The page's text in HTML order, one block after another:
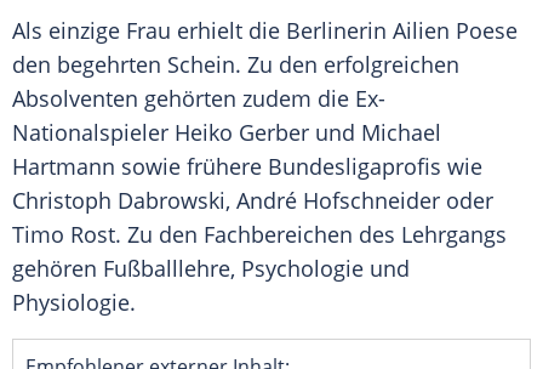
Als einzige Frau erhielt die Berlinerin Ailien Poese
den begehrten Schein. Zu den erfolgreichen
Absolventen gehörten zudem die Ex-
Nationalspieler Heiko Gerber und Michael
Hartmann sowie frühere Bundesligaprofis wie
Christoph Dabrowski, André Hofschneider oder
Timo Rost. Zu den Fachbereichen des Lehrgangs
gehören Fußballlehre, Psychologie und
Physiologie.